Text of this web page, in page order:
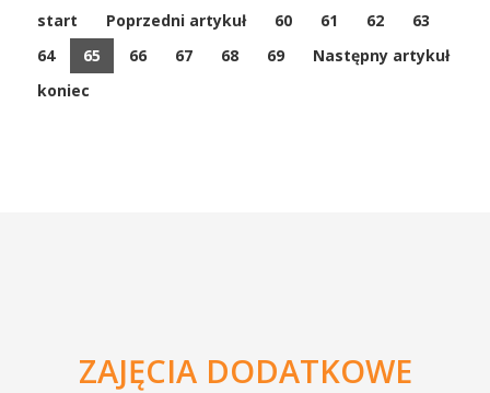
start Poprzedni artykuł 60 61 62
63
64
65 66 67 68 69
Następny artykuł
koniec
ZAJĘCIA DODATKOWE